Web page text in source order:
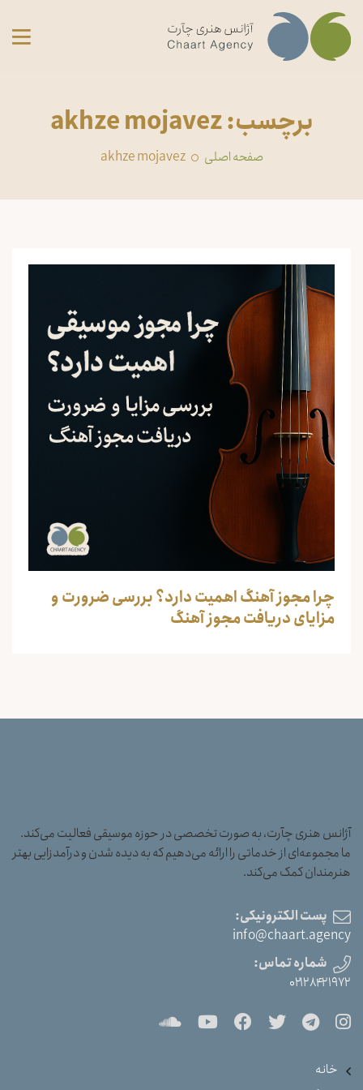
برچسب: akhze mojavez
صفحه اصلی akhze mojavez
چرا مجوز آهنگ اهمیت دارد؟ بررسی ضرورت و
مزایای دریافت مجوز آهنگ
آژانس هنری چآرت، به صورت تخصصی در حوزه موسیقی فعالیت می‌کند.
ما مجموعه‌ای از خدماتی را ارائه می‌دهیم که به دیده شدن و درآمدزایی بهتر
هنرمندان کمک می‌کند.
پست الکترونیکی:
info@chaart.agency
شماره تماس:
۰۲۱۲۸۴۲۱۹۷۲
خانه